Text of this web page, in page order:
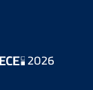
2026